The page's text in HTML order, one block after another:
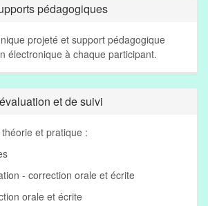
pédagogiques
projeté et support pédagogique
électronique à chaque participant.
et de suivi
et pratique :
- correction orale et écrite
orale et écrite